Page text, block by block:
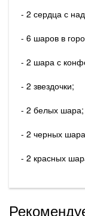
- 2 сердца с
- 6 шаров в
- 2 шара с
- 2 звездочки;
- 2 белых шара;
- 2 черных
- 2 красных